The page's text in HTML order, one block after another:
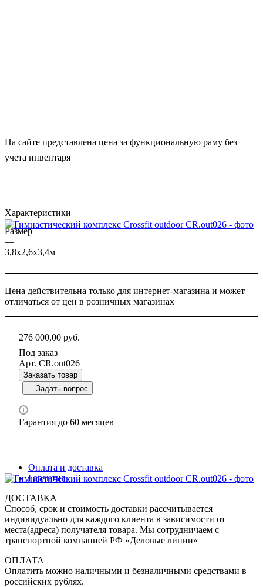
На сайте представлена цена за функциональную раму без
учета инвентаря
Характеристики
Размер
—
3,8х2,6х3,4м
Цена действительна только для интернет-магазина и может
отличаться от цен в розничных магазинах
276 000,00 руб.
Под заказ
Арт. CR.out026
Заказать товар
Задать вопрос
Гарантия до 60 месяцев
Оплата и доставка
Гарантия
ДОСТАВКА
Способ, срок и стоимость доставки рассчитывается
индивидуально для каждого клиента в зависимости от
места(адреса) получателя товара. Мы сотрудничаем с
транспортной компанией РФ «Деловые линии»
ОПЛАТА
Оплатить можно наличными и безналичными средствами в
российских рублях.